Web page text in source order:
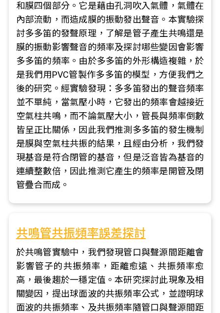
和膜四個部分。它是藉由孔洞吹入氣體，氣體在
內部流動，而造成膜的振動發出聲音。本實驗探
討多多笛的發聲原理，了解是管子產生共鳴還是
膜的振動影響聲音的頻率及探討哪些變因會影響
多多笛的頻率。由於多多笛的外形構造複雜，於
是我們用PVC管製作多多笛的模型，方便我們之
後的研究。經實驗發現：多多笛發出的聲音頻率
並不單純，當氣壓小時，它發出的頻率會越接近
空氣柱共鳴，而不論氣壓大小，管長與頻率倒數
皆呈正比關係，因此我們推測多多笛的發生機制
是膜與空氣柱共振的結果，且經由分析，我們發
現基音是符合閉管的基音，但是泛音皆為基音的
連續整數倍，因此推測它產生的頻率是開管及閉
管疊合而成。
共鳴管共振頻率誤差探討
於共鳴管實驗中，我們發現管口與聲源間距離會
影響管子的共振頻率，距離愈遠、共振頻率愈
高，最後趨於一穩定值。本研究探討此現象及相
關變因，提出球面波的共振頻率公式，並證明球
面波的共振頻率、及共振頻率隨管口與聲源間距